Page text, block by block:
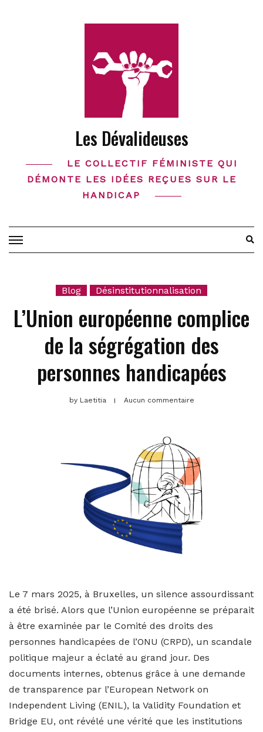
Les Dévalideuses
LE COLLECTIF FÉMINISTE QUI
DÉMONTE LES IDÉES REÇUES SUR LE
HANDICAP
Blog Désinstitutionnalisation
L’Union européenne complice
de la ségrégation des
personnes handicapées
byLaetitia Aucun commentaire
Le 7 mars 2025, à Bruxelles, un silence assourdissant
a été brisé. Alors que l’Union européenne se préparait
à être examinée par le Comité des droits des
personnes handicapées de l’ONU (CRPD), un scandale
politique majeur a éclaté au grand jour. Des
documents internes, obtenus grâce à une demande
de transparence par l’European Network on
Independent Living (ENIL), la Validity Foundation et
Bridge EU, ont révélé une vérité que les institutions